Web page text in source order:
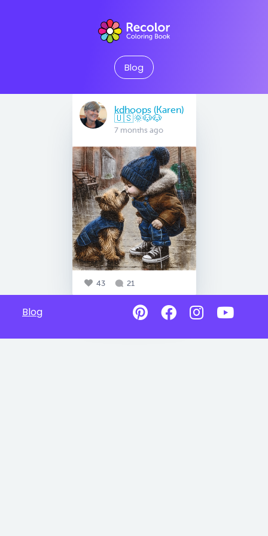
Blog
kdhoops (Karen)
🇺🇸🌞🐶🐶
7 months ago
43 21
Blog